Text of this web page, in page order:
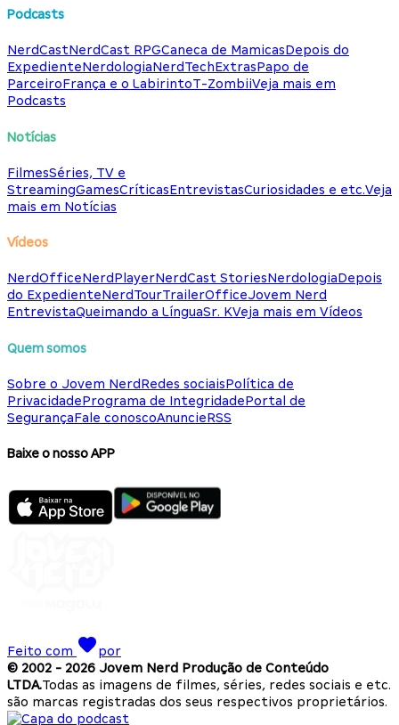
Podcasts
NerdCastNerdCast RPGCaneca de MamicasDepois do
ExpedienteNerdologiaNerdTechExtrasPapo de
ParceiroFrança e o LabirintoT-ZombiiVeja mais em
Podcasts
Notícias
FilmesSéries, TV e
StreamingGamesCríticasEntrevistasCuriosidades e etc.Veja
mais em Notícias
Vídeos
NerdOfficeNerdPlayerNerdCast StoriesNerdologiaDepois
do ExpedienteNerdTourTrailerOfficeJovem Nerd
EntrevistaQueimando a LínguaSr. KVeja mais em Vídeos
Quem somos
Sobre o Jovem NerdRedes sociaisPolítica de
PrivacidadePrograma de IntegridadePortal de
SegurançaFale conoscoAnuncieRSS
Baixe o nosso APP
Feito com
por
© 2002 - 2026 Jovem Nerd Produção de Conteúdo
LTDA.Todas as imagens de filmes, séries, redes sociais e etc.
são marcas registradas dos seus respectivos proprietários.